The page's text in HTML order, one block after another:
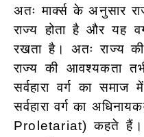
अतः मार्क्स के अनुसार
राज्य होता है और यह
रखता है। अतः राज्य
राज्य की आवश्यकता
सर्वहारा वर्ग का समाज
सर्वहारा वर्ग का
Proletariat) कहते हैं।